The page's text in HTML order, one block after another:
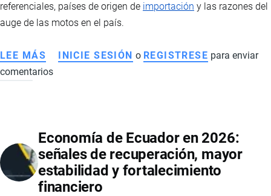
referenciales, países de origen de importación y las razones del
auge de las motos en el país.
LEE MÁS SOBRE
MERCADO
ECUADOR
2026:
VENTAS
RÉCORD,
INICIE SESIÓN o REGISTRESE para enviar
comentarios
Economía de Ecuador en 2026:
señales de recuperación, mayor
estabilidad y fortalecimiento
financiero